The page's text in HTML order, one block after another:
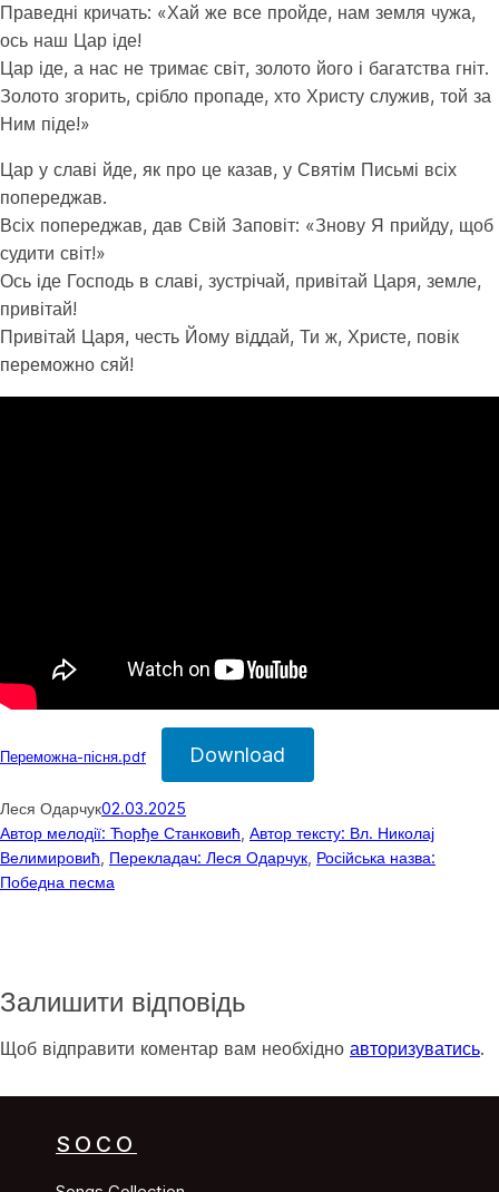
Праведні кричать: «Хай же все пройде, нам земля чужа,
ось наш Цар іде!
Цар іде, а нас не тримає світ, золото його і багатства гніт.
Золото згорить, срібло пропаде, хто Христу служив, той за
Ним піде!»
Цар у славі йде, як про це казав, у Святім Письмі всіх
попереджав.
Всіх попереджав, дав Свій Заповіт: «Знову Я прийду, щоб
судити світ!»
Ось іде Господь в славі, зустрічай, привітай Царя, земле,
привітай!
Привітай Царя, честь Йому віддай, Ти ж, Христе, повік
переможно сяй!
Переможна-пісня.pdf Download
Леся Одарчук02.03.2025
Автор мелодії: Ћорђе Станковић Автор тексту: Вл. Николај
Велимировић Перекладач: Леся Одарчук Російська назва:
Победна песма
Залишити відповідь
Щоб відправити коментар вам необхідно авторизуватись.
SOCO